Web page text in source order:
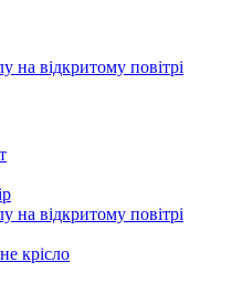
на відкритому повітрі
на відкритому повітрі
крісло